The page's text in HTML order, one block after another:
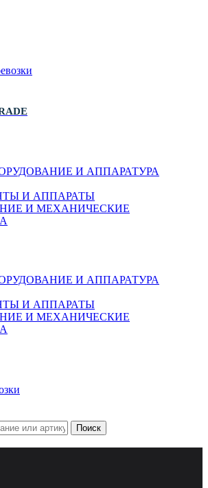
И АППАРАТУРА
И АППАРАТЫ
И МЕХАНИЧЕСКИЕ
И АППАРАТУРА
И АППАРАТЫ
И МЕХАНИЧЕСКИЕ
Поиск